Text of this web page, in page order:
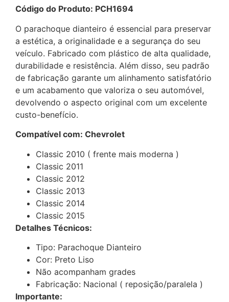
Código do Produto: PCH1694
O parachoque dianteiro é essencial para preservar
a estética, a originalidade e a segurança do seu
veículo. Fabricado com plástico de alta qualidade,
durabilidade e resistência. Além disso, seu padrão
de fabricação garante um alinhamento satisfatório
e um acabamento que valoriza o seu automóvel,
devolvendo o aspecto original com um excelente
custo-benefício.
Compatível com: Chevrolet
Classic 2010 ( frente mais moderna )
Classic 2011
Classic 2012
Classic 2013
Classic 2014
Classic 2015
Detalhes Técnicos:
Tipo: Parachoque Dianteiro
Cor: Preto Liso
Não acompanham grades
Fabricação: Nacional ( reposição/paralela )
Importante: